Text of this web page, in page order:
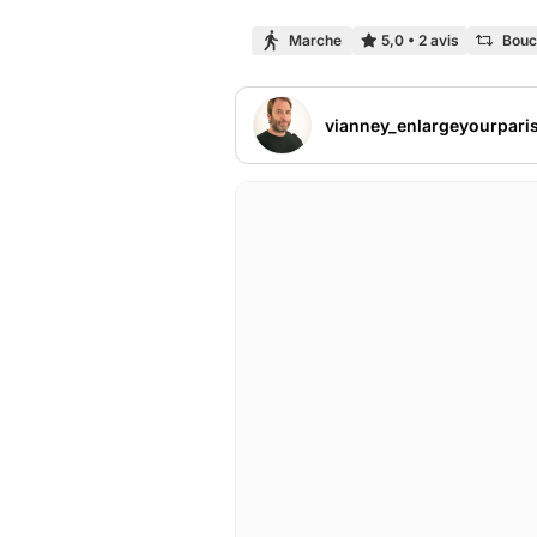
Marche 5,0 • 2 avis
vianney_enlargeyourparis